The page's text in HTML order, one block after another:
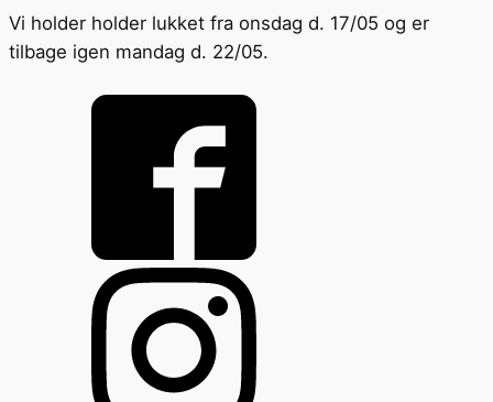
Vi holder holder lukket fra onsdag d. 17/05 og er
tilbage igen mandag d. 22/05.